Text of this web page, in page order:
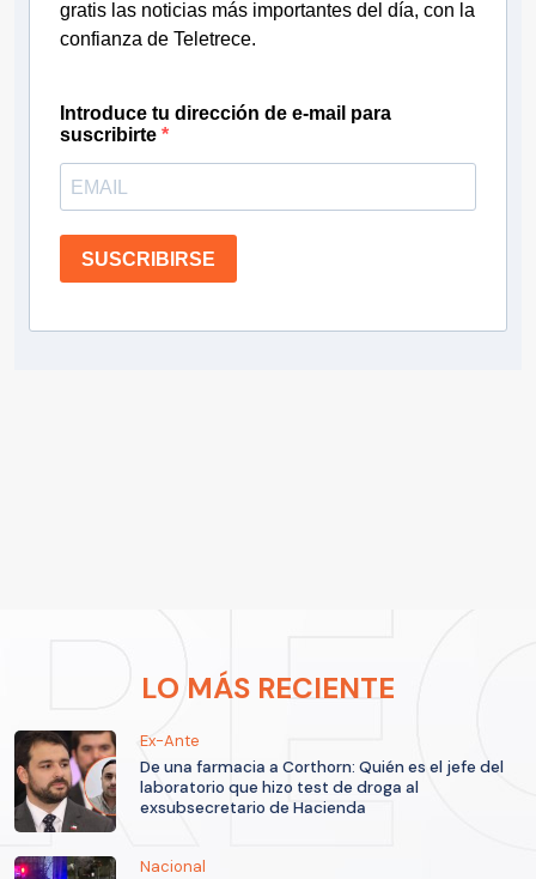
gratis las noticias más importantes del día, con la
confianza de Teletrece.
Introduce tu dirección de e-mail para
suscribirte
SUSCRIBIRSE
LO MÁS RECIENTE
Ex-Ante
De una farmacia a Corthorn: Quién es el jefe del
laboratorio que hizo test de droga al
exsubsecretario de Hacienda
Nacional